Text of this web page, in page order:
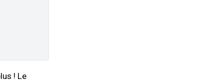
! Le